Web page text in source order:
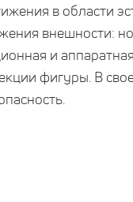
в области
внешности:
и
фигуры. В